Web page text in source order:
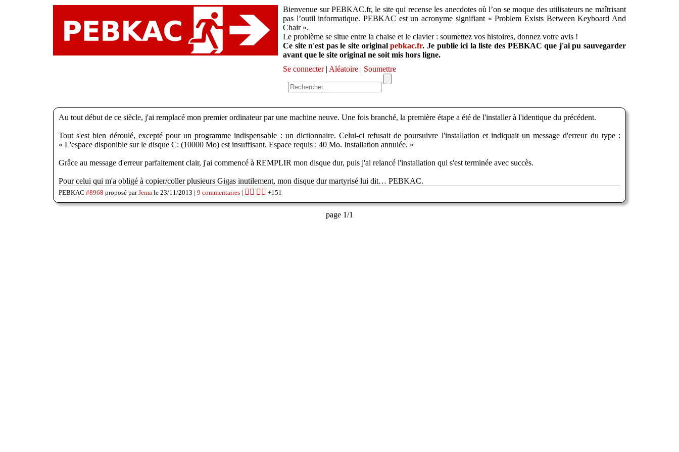
Bienvenue sur PEBKAC.fr, le site qui recense les anecdotes où l’on se moque des utilisateurs ne maîtrisant
pas l’outil informatique. PEBKAC est un acronyme signifiant « Problem Exists Between Keyboard And
Chair ».
Le problème se situe entre la chaise et le clavier : soumettez vos histoires, donnez votre avis !
Ce site n'est pas le site originalpebkac.fr. Je publie ici la liste des PEBKAC que j'ai pu sauvegarder
avant que le site original ne soit mis hors ligne.
Se connecter| Aléatoire | Soumettre
Au tout début de ce siècle, j'ai remplacé mon premier ordinateur par une machine neuve. Une fois branché, la première étape a été de l'installer à l'identique du précédent.
Tout s'est bien déroulé, excepté pour un programme indispensable : un dictionnaire. Celui-ci refusait de poursuivre l'installation et indiquait un message d'erreur du type :
« L'espace disponible sur le disque C: (10000 Mo) est insuffisant. Espace requis : 40 Mo. Installation annulée. »
Grâce au message d'erreur parfaitement clair, j'ai commencé à REMPLIR mon disque dur, puis j'ai relancé l'installation qui s'est terminée avec succès.
Pour celui qui m'a obligé à copier/coller plusieurs Gigas inutilement, mon disque dur martyrisé lui dit… PEBKAC.
PEBKAC#8968 proposé parJema le 23/11/2013 |9 commentaires | 👍🏽 👎🏽 +151
page 1/1